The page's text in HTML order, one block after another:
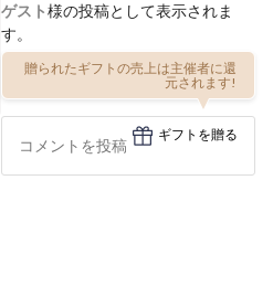
ゲスト様の投稿として表示されま
す。
贈られたギフトの売上は主催者に還
元されます!
ギフトを贈る